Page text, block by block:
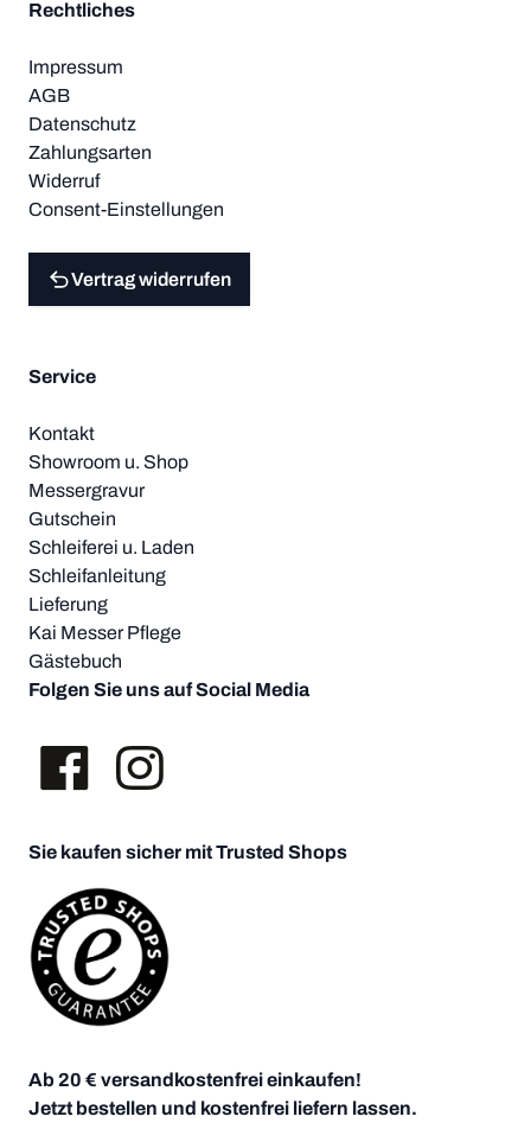
Rechtliches
Impressum
AGB
Datenschutz
Zahlungsarten
Widerruf
Consent-Einstellungen
Vertrag widerrufen
Service
Kontakt
Showroom u. Shop
Messergravur
Gutschein
Schleiferei u. Laden
Schleifanleitung
Lieferung
Kai Messer Pflege
Gästebuch
Folgen Sie uns auf Social Media
Sie kaufen sicher mit Trusted Shops
Ab 20 € versandkostenfrei einkaufen!
Jetzt bestellen und kostenfrei liefern lassen.